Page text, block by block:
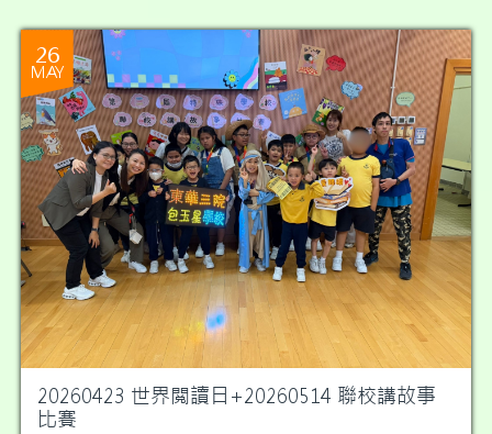
26
MAY
20260423 世界閲讀日+20260514 聯校講故事
比賽